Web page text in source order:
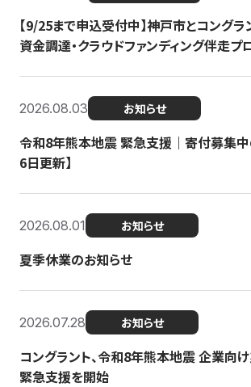
【9/25まで申込受付中】神戸市とコング
資金調達・クラウドファンディング伴走プ
2026.08.03 お知らせ
令和8年熊本地震 緊急支援｜寄付募集中
6日更新】
2026.08.01 お知らせ
夏季休業のお知らせ
2026.07.28 お知らせ
コングラント、令和8年熊本地震 企業向
緊急支援を開始